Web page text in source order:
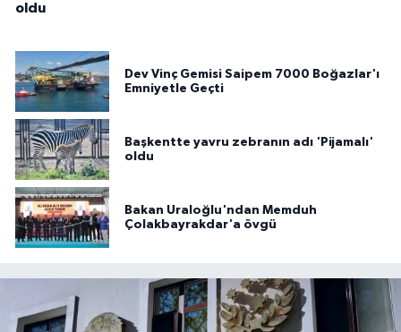
oldu
Dev Vinç Gemisi Saipem 7000 Boğazlar'ı
Emniyetle Geçti
Başkentte yavru zebranın adı 'Pijamalı'
oldu
Bakan Uraloğlu'ndan Memduh
Çolakbayrakdar'a övgü